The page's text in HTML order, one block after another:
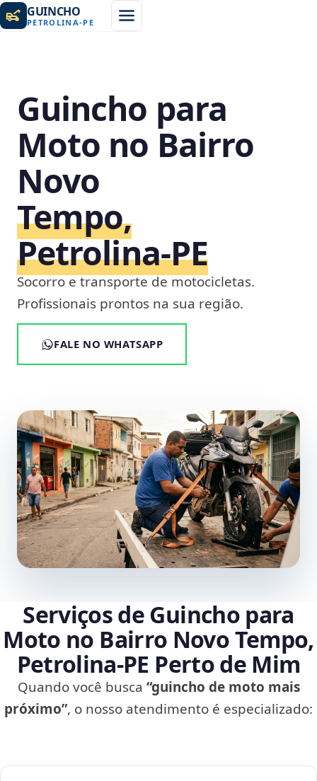
GUINCHO
PETROLINA-PE
Guincho para
Moto no Bairro
Novo
Tempo,
Petrolina‑PE
Socorro e transporte de motocicletas.
Profissionais prontos na sua região.
FALE NO WHATSAPP
Serviços de Guincho para
Moto no Bairro Novo Tempo,
Petrolina‑PE Perto de Mim
Quando você busca “guincho de moto mais
próximo”, o nosso atendimento é especializado: